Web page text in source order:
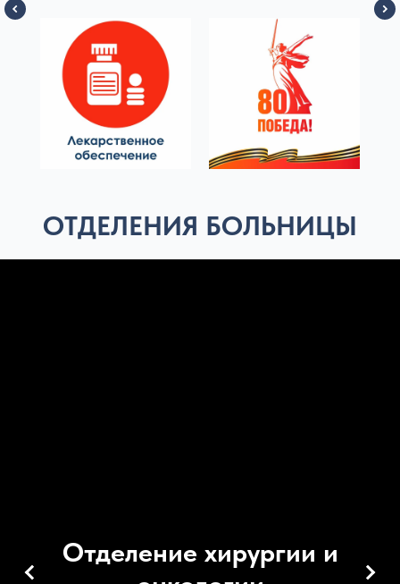
ОТДЕЛЕНИЯ БОЛЬНИЦЫ
Отделение хирургии и